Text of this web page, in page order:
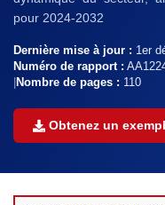
pour 2024-2032
Dernière mise à jour : 1er
Numéro de rapport :
Nombre de pages : 110
Obtenez un